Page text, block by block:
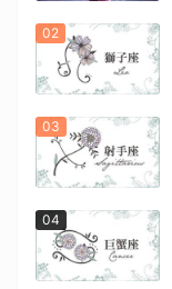
02
03
04